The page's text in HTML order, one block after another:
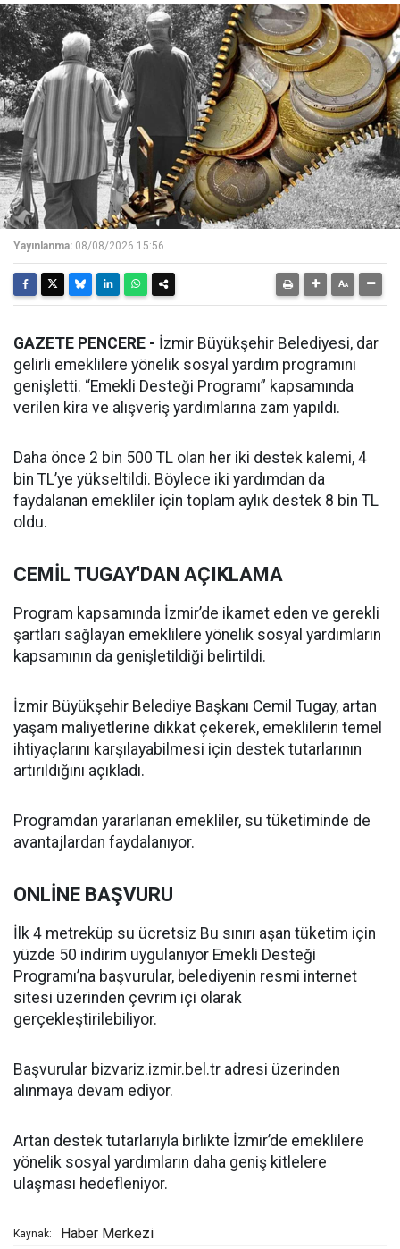
Yayınlanma: 08/08/2026 15:56
GAZETE PENCERE - İzmir Büyükşehir Belediyesi, dar
gelirli emeklilere yönelik sosyal yardım programını
genişletti. “Emekli Desteği Programı” kapsamında
verilen kira ve alışveriş yardımlarına zam yapıldı.
Daha önce 2 bin 500 TL olan her iki destek kalemi, 4
bin TL’ye yükseltildi. Böylece iki yardımdan da
faydalanan emekliler için toplam aylık destek 8 bin TL
oldu.
CEMİL TUGAY'DAN AÇIKLAMA
Program kapsamında İzmir’de ikamet eden ve gerekli
şartları sağlayan emeklilere yönelik sosyal yardımların
kapsamının da genişletildiği belirtildi.
İzmir Büyükşehir Belediye Başkanı Cemil Tugay, artan
yaşam maliyetlerine dikkat çekerek, emeklilerin temel
ihtiyaçlarını karşılayabilmesi için destek tutarlarının
artırıldığını açıkladı.
Programdan yararlanan emekliler, su tüketiminde de
avantajlardan faydalanıyor.
ONLİNE BAŞVURU
İlk 4 metreküp su ücretsiz Bu sınırı aşan tüketim için
yüzde 50 indirim uygulanıyor Emekli Desteği
Programı’na başvurular, belediyenin resmi internet
sitesi üzerinden çevrim içi olarak
gerçekleştirilebiliyor.
Başvurular bizvariz.izmir.bel.tr adresi üzerinden
alınmaya devam ediyor.
Artan destek tutarlarıyla birlikte İzmir’de emeklilere
yönelik sosyal yardımların daha geniş kitlelere
ulaşması hedefleniyor.
Kaynak: Haber Merkezi